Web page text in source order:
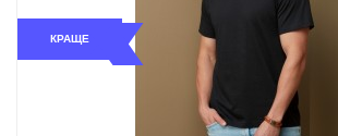
КРАЩЕ